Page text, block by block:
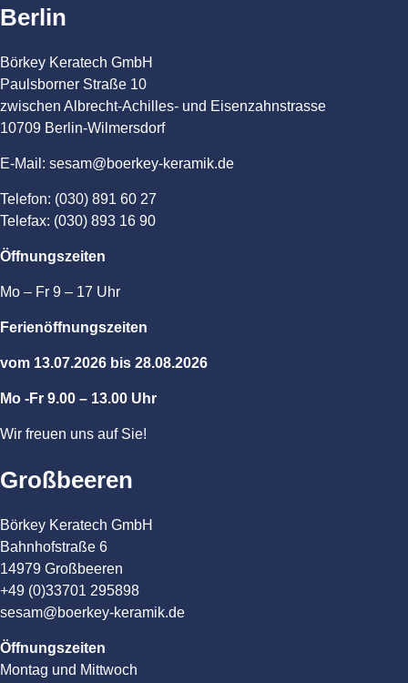
Berlin
Börkey Keratech GmbH
Paulsborner Straße 10
zwischen Albrecht-Achilles- und Eisenzahnstrasse
10709 Berlin-Wilmersdorf
E-Mail: sesam@boerkey-keramik.de
Telefon: (030) 891 60 27
Telefax: (030) 893 16 90
Öffnungszeiten
Mo – Fr 9 – 17 Uhr
Ferienöffnungszeiten
vom 13.07.2026 bis 28.08.2026
Mo -Fr 9.00 – 13.00 Uhr
Wir freuen uns auf Sie!
Großbeeren
Börkey Keratech GmbH
Bahnhofstraße 6
14979 Großbeeren
+49 (0)33701 295898
sesam@boerkey-keramik.de
Öffnungszeiten
Montag und Mittwoch